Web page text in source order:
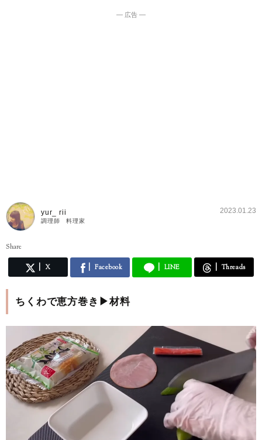
― 広告 ―
yur_ rii
調理師 料理家
2023.01.23
Share
X Facebook LINE Threads
ちくわで恵方巻き▶材料